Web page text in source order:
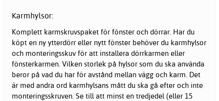
Karmhylsor:
Komplett karmskruvspaket för fönster och dörrar. Har du
köpt en ny ytterdörr eller nytt fönster behöver du karmhylsor
och monteringsskuv för att installera dörrkarmen eller
fönsterkarmen. Vilken storlek på hylsor som du ska använda
beror på vad du har för avstånd mellan vägg och karm. Det
är med andra ord karmhylsans mått du ska gå efter och inte
monteringsskruven. Se till att minst en tredjedel (eller 15